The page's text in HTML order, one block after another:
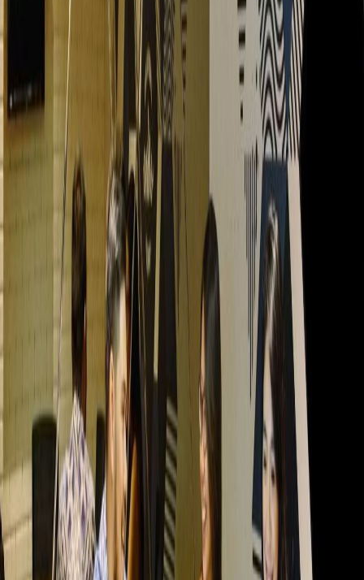
dari IDR1290000
p/bulan
EV Hive Pos, Jl. Gedung Kesenian No.3, Ps. Baru,
Sawah Besar, 10710
dari IDR6000000
p/bulan
EV Hive Filateli, Jl. Pos, Ps. Baru, Sawah Besar,
dari IDR7500000p/bulan
Jl. M.H. Thamrin No.9, Menara Cakrawala, 10340
dari IDR1450000
p/bulan
Ruang Kantor Terdekat
Ruang Kantor Jakarta
Ruang Kantor
Ruang Kantor Jakarta SelatanRuang
Kantor SerpongRuang Kantor BekasiRuang
Kantor Tangerang
Ruang Kantor
Bandung
Ruang Kantor Semarang Ruang
Kantor Yogyakarta
Ruang Kerja Bersama Terdekat
Ruang Kerja Bersama Jakarta
Ruang Kerja
Bersama BekasiRuang Kerja Bersama Jakarta
SelatanRuang Kerja Bersama Serpong
Ruang
Kerja Bersama BekasiRuang Kerja Bersama
Tangerang Ruang Kerja Bersama
BandungRuang Kerja Bersama
SemarangRuang Kerja Bersama Yogyakarta